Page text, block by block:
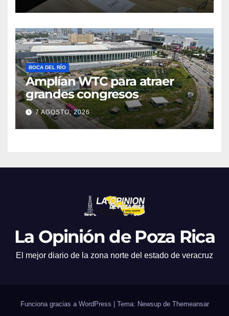
BOCA DEL RÍO
Amplían WTC para atraer
grandes congresos
7 AGOSTO, 2026
La Opinión de Poza Rica
El mejor diario de la zona norte del estado de veracruz
Funciona gracias a WordPress Tema: Newsup de Themeansar